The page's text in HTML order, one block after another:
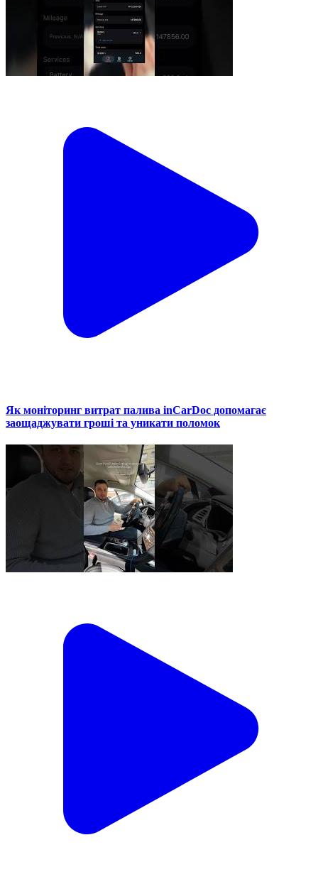
Як моніторинг витрат палива inCarDoc допомагає
заощаджувати гроші та уникати поломок